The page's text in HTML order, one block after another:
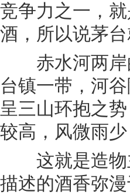
竞争力之一，
酒，所以说茅
赤水河两岸
台镇一带，河
呈三山环抱之
较高，风微雨
这就是造物
描述的酒香弥